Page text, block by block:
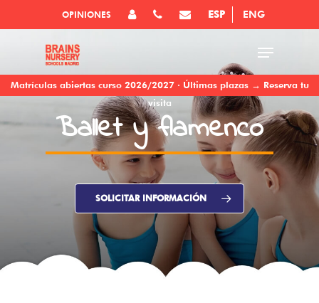
Matrículas abiertas curso 2026/2027 · Últimas plazas → Reserva tu
visita
OPINIONES ESP ENG
Ballet y flamenco
SOLICITAR INFORMACIÓN